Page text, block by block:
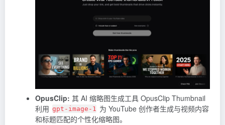
OpusClip: 其 AI 缩略图生成工具 OpusClip Thumbnail
利用 gpt-image-1
为 YouTube 创作者生成与视频内容
和标题匹配的个性化缩略图。